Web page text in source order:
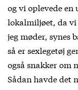
og vi oplevede
lokalmiljøet, da vi
jeg møder, synes
så er sexlegetøj
også snakker om
Sådan havde det